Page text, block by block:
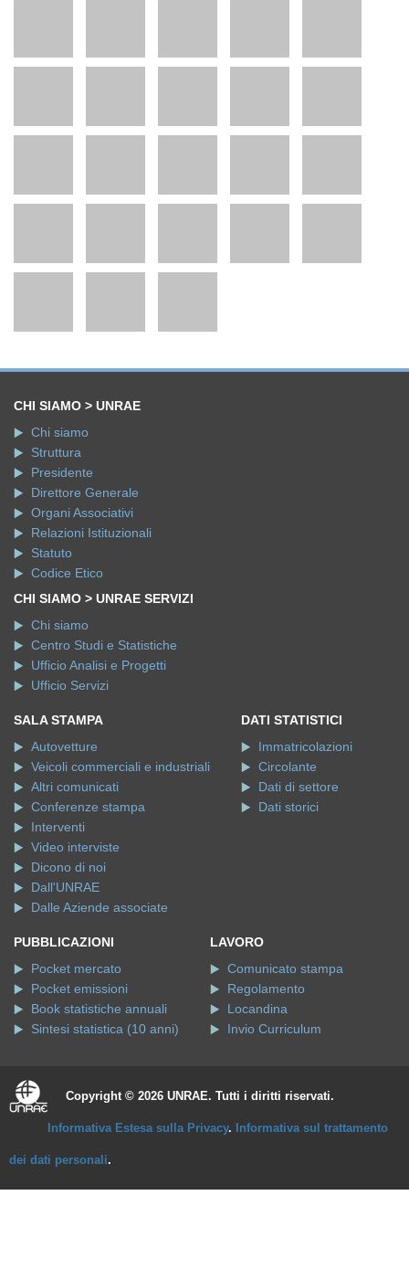
CHI SIAMO > UNRAE
Chi siamo
Struttura
Presidente
Direttore Generale
Organi Associativi
Relazioni Istituzionali
Statuto
Codice Etico
CHI SIAMO > UNRAE SERVIZI
Chi siamo
Centro Studi e Statistiche
Ufficio Analisi e Progetti
Ufficio Servizi
SALA STAMPA
Autovetture
Veicoli commerciali e industriali
Altri comunicati
Conferenze stampa
Interventi
Video interviste
Dicono di noi
Dall'UNRAE
Dalle Aziende associate
DATI STATISTICI
Immatricolazioni
Circolante
Dati di settore
Dati storici
PUBBLICAZIONI
Pocket mercato
Pocket emissioni
Book statistiche annuali
Sintesi statistica (10 anni)
LAVORO
Comunicato stampa
Regolamento
Locandina
Invio Curriculum
Copyright © 2026 UNRAE. Tutti i diritti riservati.
Informativa Estesa sulla Privacy. Informativa sul trattamento
dei dati personali.